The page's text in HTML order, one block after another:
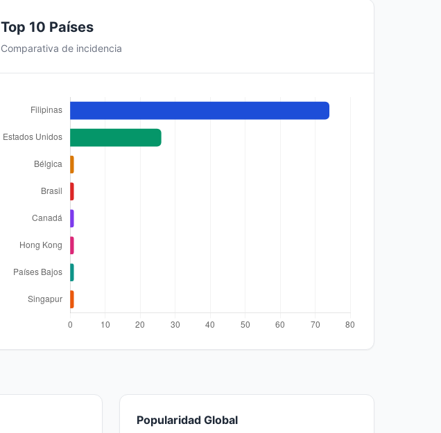
Top 10 Países
Comparativa de incidencia
Popularidad Global